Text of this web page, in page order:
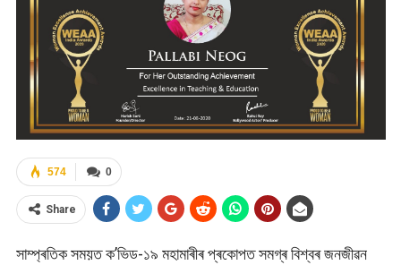
0
574
Share
সাম্প্ৰতিক সময়ত ক’ভিড-১৯ মহামাৰীৰ প্ৰকোপত সমগ্ৰ বিশ্বৰ জনজীৱন